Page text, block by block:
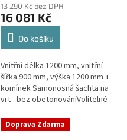
produktu
je
5,0
hvězdiček.
13 290 Kč bez DPH
16 081 Kč
Do košíku
Vnitřní délka 1200 mm, vnitřní
šířka 900 mm, výška 1200 mm +
komínek Samonosná šachta na
vrt - bez obetonováníVolitelné
průměry i pozice prostupů na
pažení vrtu, hadice i...
Doprava Zdarma